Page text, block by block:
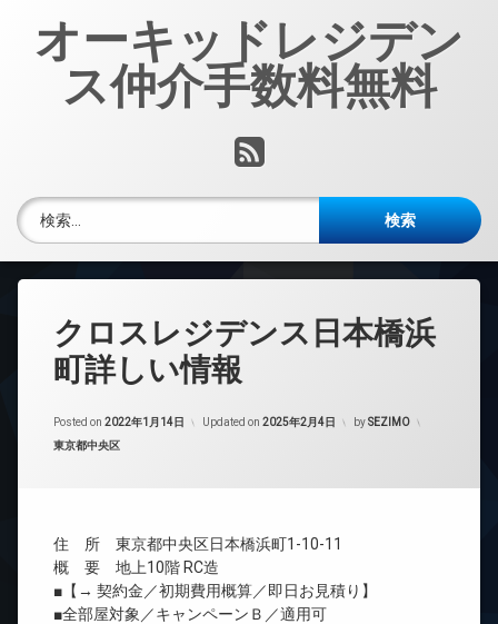
オーキッドレジデン
ス仲介手数料無料
RSS
検索:
クロスレジデンス日本橋浜
町詳しい情報
Posted on 2022年1月14日 Updated on 2025年2月4日 bySEZIMO
カテゴリー:
東京都中央区
住 所 東京都中央区日本橋浜町1-10-11
概 要 地上10階 RC造
■【→ 契約金／初期費用概算／即日お見積り】
■全部屋対象／キャンペーンＢ／適用可